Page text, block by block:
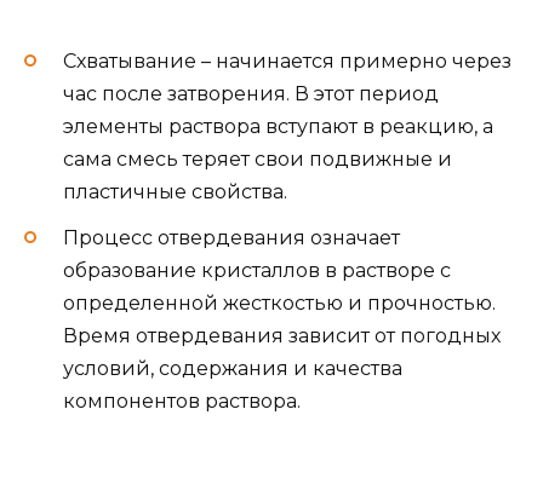
Схватывание – начинается примерно через
час после затворения. В этот период
элементы раствора вступают в реакцию, а
сама смесь теряет свои подвижные и
пластичные свойства.
Процесс отвердевания означает
образование кристаллов в растворе с
определенной жесткостью и прочностью.
Время отвердевания зависит от погодных
условий, содержания и качества
компонентов раствора.